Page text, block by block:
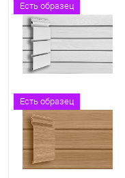
Есть образец
Есть образец